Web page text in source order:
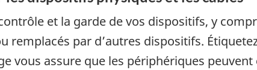
et la garde de vos dispositifs, y
remplacés par d’autres dispositifs.
vous assure que les périphériques